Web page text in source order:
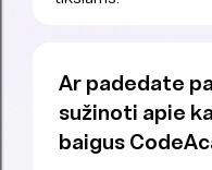
Ar padedate
sužinoti apie
baigus